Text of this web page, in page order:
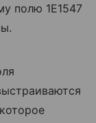
полю 1E1547